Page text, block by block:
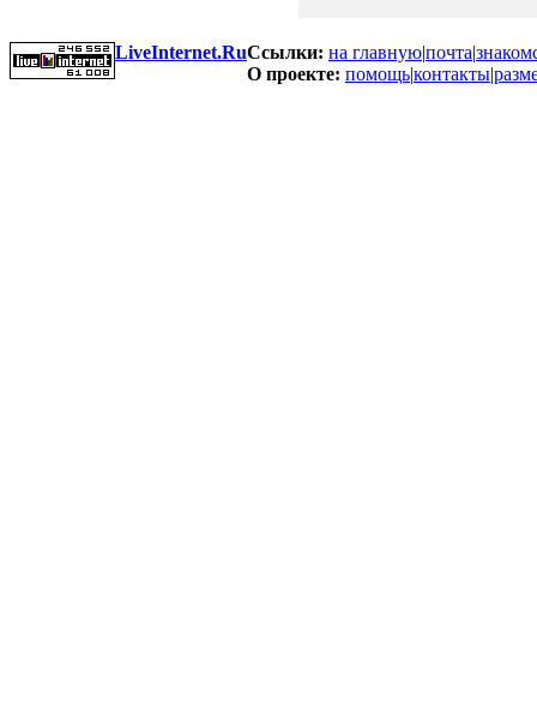
LiveInternet.RuСсылки: на главную|почта|
О проекте: помощь|контакты|